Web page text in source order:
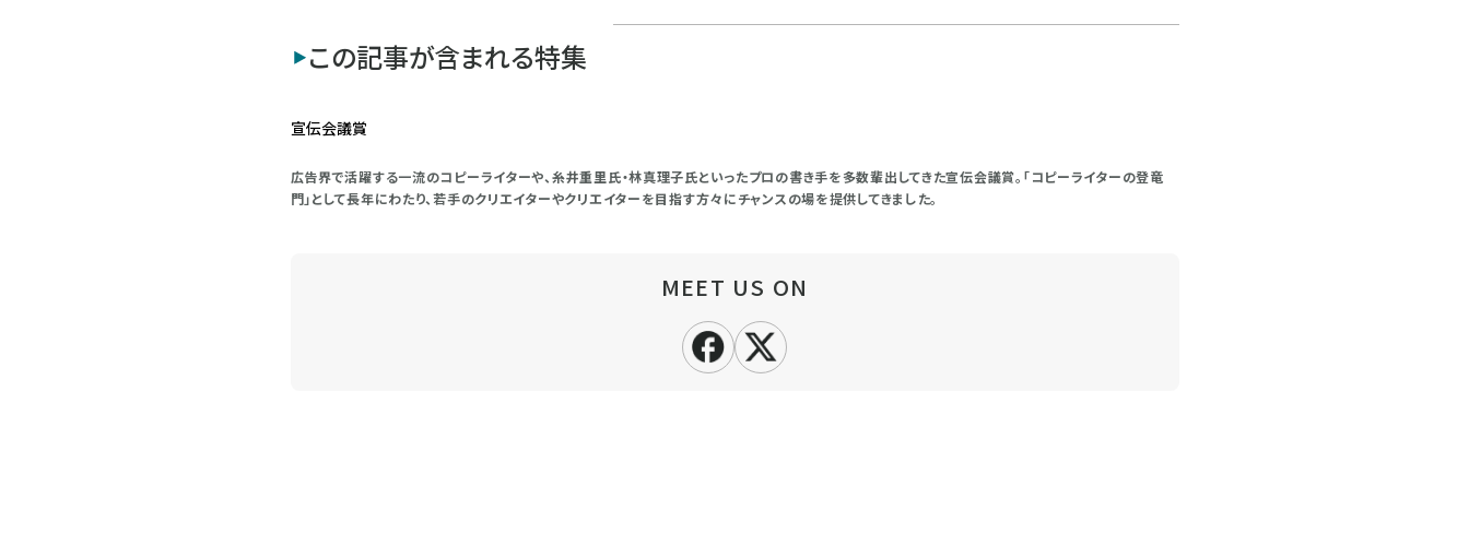
この記事が含まれる特集
宣伝会議賞
広告界で活躍する一流のコピーライターや、糸井重里氏・林真理子氏といったプロの書き手を多数輩出してきた宣伝会議賞。「コピーライターの登竜
門」として長年にわたり、若手のクリエイターやクリエイターを目指す方々にチャンスの場を提供してきました。
MEET US ON